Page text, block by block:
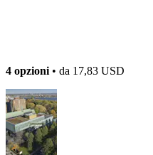
4 opzioni • da 17,83 USD